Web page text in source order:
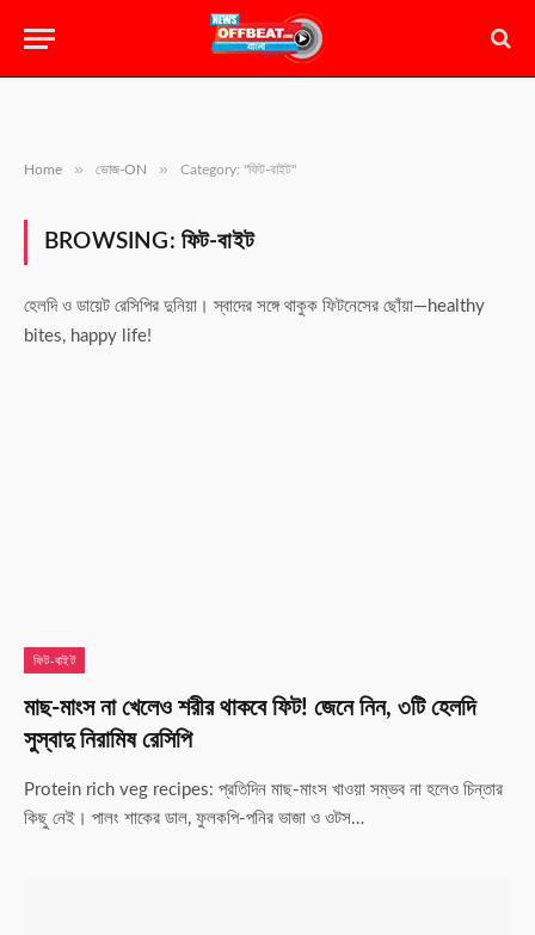
Home » ভোজ-ON » Category: "ফিট-বাইট"
BROWSING: ফিট-বাইট
হেলদি ও ডায়েট রেসিপির দুনিয়া। স্বাদের সঙ্গে থাকুক ফিটনেসের ছোঁয়া—healthy
bites, happy life!
ফিট-বাইট
মাছ-মাংস না খেলেও শরীর থাকবে ফিট! জেনে নিন, ৩টি হেলদি
সুস্বাদু নিরামিষ রেসিপি
Protein rich veg recipes: প্রতিদিন মাছ-মাংস খাওয়া সম্ভব না হলেও চিন্তার
কিছু নেই। পালং শাকের ডাল, ফুলকপি-পনির ভাজা ও ওটস…